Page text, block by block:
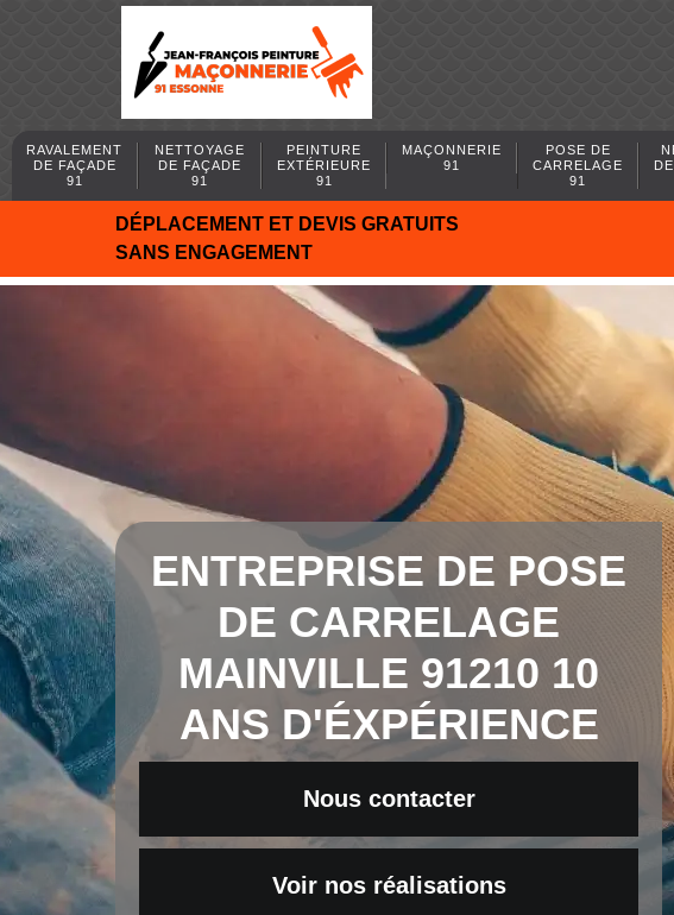
RAVALEMENT
DE FAÇADE
91
NETTOYAGE
DE FAÇADE
91
PEINTURE
EXTÉRIEURE
91
MAÇONNERIE
91
POSE DE
CARRELAGE
91
DÉPLACEMENT ET DEVIS GRATUITS
SANS ENGAGEMENT
ENTREPRISE DE POSE
DE CARRELAGE
MAINVILLE 91210 10
ANS D'ÉXPÉRIENCE
Nous contacter
Voir nos réalisations